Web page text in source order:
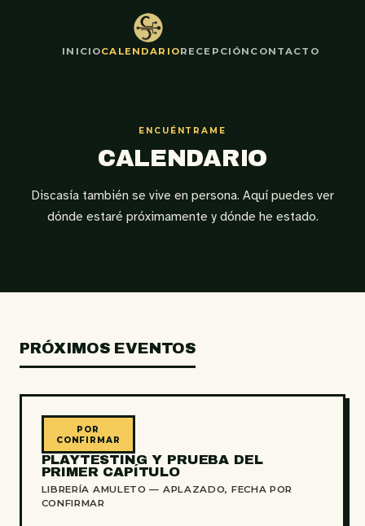
INICIOCALENDARIORECEPCIÓN CONTACTO
ENCUÉNTRAME
CALENDARIO
Discasía también se vive en persona. Aquí puedes ver
dónde estaré próximamente y dónde he estado.
PRÓXIMOS EVENTOS
POR
CONFIRMAR
PLAYTESTING Y PRUEBA DEL
PRIMER CAPÍTULO
LIBRERÍA AMULETO — APLAZADO, FECHA POR
CONFIRMAR